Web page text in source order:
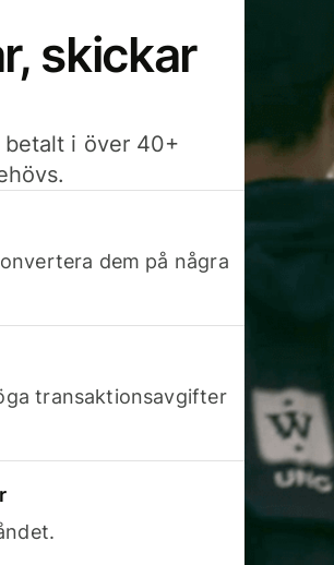
skickar
betalt i över 40+
dem på några
transaktionsavgifter